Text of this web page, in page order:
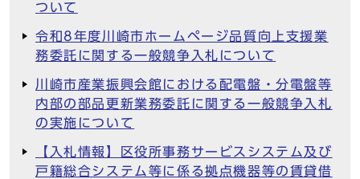
ついて
令和8年度川崎市ホームページ品質向上支援業
務委託に関する一般競争入札について
川崎市産業振興会館における配電盤・分電盤等
内部の部品更新業務委託に関する一般競争入札
の実施について
【入札情報】区役所事務サービスシステム及び
戸籍総合システム等に係る拠点機器等の賃貸借